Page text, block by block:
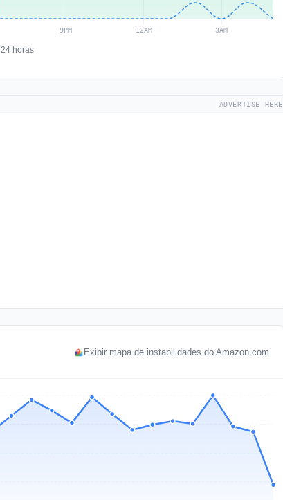
horas
ADVERTISE HERE
Exibir mapa de instabilidades do Amazon.com